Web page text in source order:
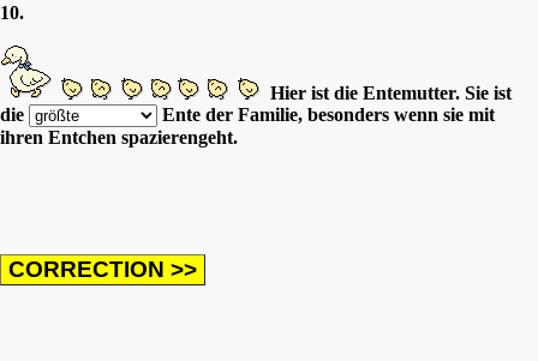
10.
Hier ist die Entemutter. Sie ist
die
Ente der Familie, besonders wenn sie mit
ihren Entchen spazierengeht.